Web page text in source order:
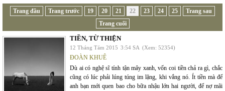
Trang đầu Trang trước 19 20 21 22 23 24 25
Trang sau
Trang cuối
TIỀN, TỪ THIỆN
12 Tháng Tám 2015 3:54 SA (Xem: 52354)
ĐOÀN KHUÊ
Dù ai có nghệ sĩ tính tận mây xanh, vốn coi tiền chả ra gì, chắc
cũng có lúc phải lúng túng im lặng, khi vắng nó. Ít tiền mà để
anh bạn mới quen bao cho bữa nhậu lớn hai người, để nợ mãi